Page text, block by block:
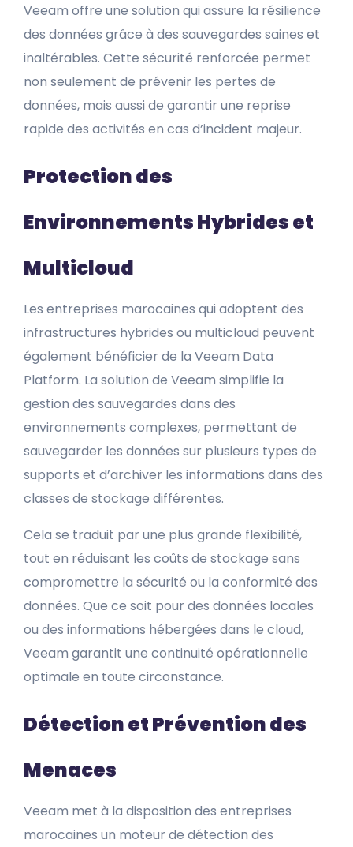
Veeam offre une solution qui assure la résilience
des données grâce à des sauvegardes saines et
inaltérables. Cette sécurité renforcée permet
non seulement de prévenir les pertes de
données, mais aussi de garantir une reprise
rapide des activités en cas d’incident majeur.
Protection des
Environnements Hybrides et
Multicloud
Les entreprises marocaines qui adoptent des
infrastructures hybrides ou multicloud peuvent
également bénéficier de la Veeam Data
Platform. La solution de Veeam simplifie la
gestion des sauvegardes dans des
environnements complexes, permettant de
sauvegarder les données sur plusieurs types de
supports et d’archiver les informations dans des
classes de stockage différentes.
Cela se traduit par une plus grande flexibilité,
tout en réduisant les coûts de stockage sans
compromettre la sécurité ou la conformité des
données. Que ce soit pour des données locales
ou des informations hébergées dans le cloud,
Veeam garantit une continuité opérationnelle
optimale en toute circonstance.
Détection et Prévention des
Menaces
Veeam met à la disposition des entreprises
marocaines un moteur de détection des